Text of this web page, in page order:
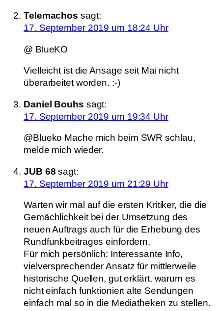
Telemachos sagt:
17. September 2019 um 18:24 Uhr
@ BlueKO
Vielleicht ist die Ansage seit Mai nicht
überarbeitet worden. :-)
Daniel Bouhs sagt:
17. September 2019 um 19:34 Uhr
@Blueko Mache mich beim SWR schlau,
melde mich wieder.
JUB 68 sagt:
17. September 2019 um 21:29 Uhr
Warten wir mal auf die ersten Kritiker, die die
Gemächlichkeit bei der Umsetzung des
neuen Auftrags auch für die Erhebung des
Rundfunkbeitrages einfordern.
Für mich persönlich: Interessante Info,
vielversprechender Ansatz für mittlerweile
historische Quellen, gut erklärt, warum es
nicht einfach funktioniert alte Sendungen
einfach mal so in die Mediatheken zu stellen.